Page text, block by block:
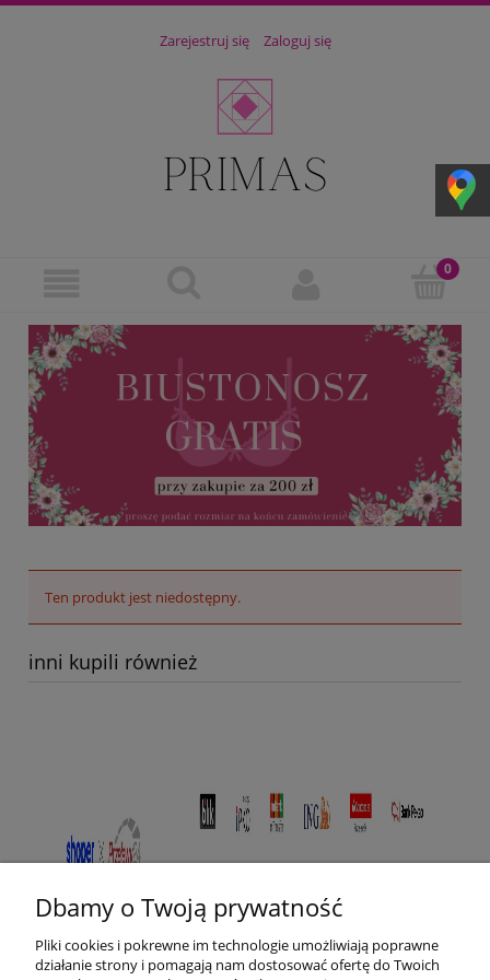
Zarejestruj się Zaloguj się
Ten produkt jest niedostępny.
inni kupili również
Dbamy o Twoją prywatność
Pliki cookies i pokrewne im technologie umożliwiają poprawne
działanie strony i pomagają nam dostosować ofertę do Twoich